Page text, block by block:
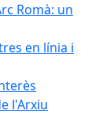
Romà: un
en línia i
l'Arxiu